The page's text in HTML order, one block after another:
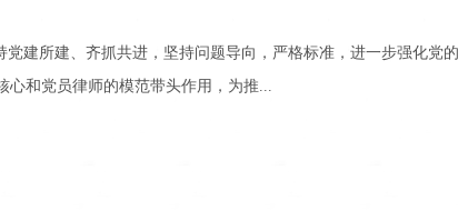
党建所建、齐抓共进，坚持问题导向，严格标准，进一步强化党
心和党员律师的模范带头作用，为推...